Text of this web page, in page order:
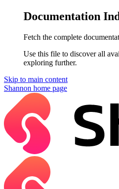
Documentation
Fetch the complete
Use this file to discover all
exploring further.
Skip to main content
Shannon home page